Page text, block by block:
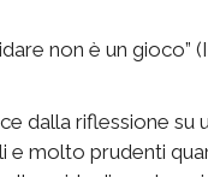
non è un gioco”
dalla riflessione
e molto prudenti